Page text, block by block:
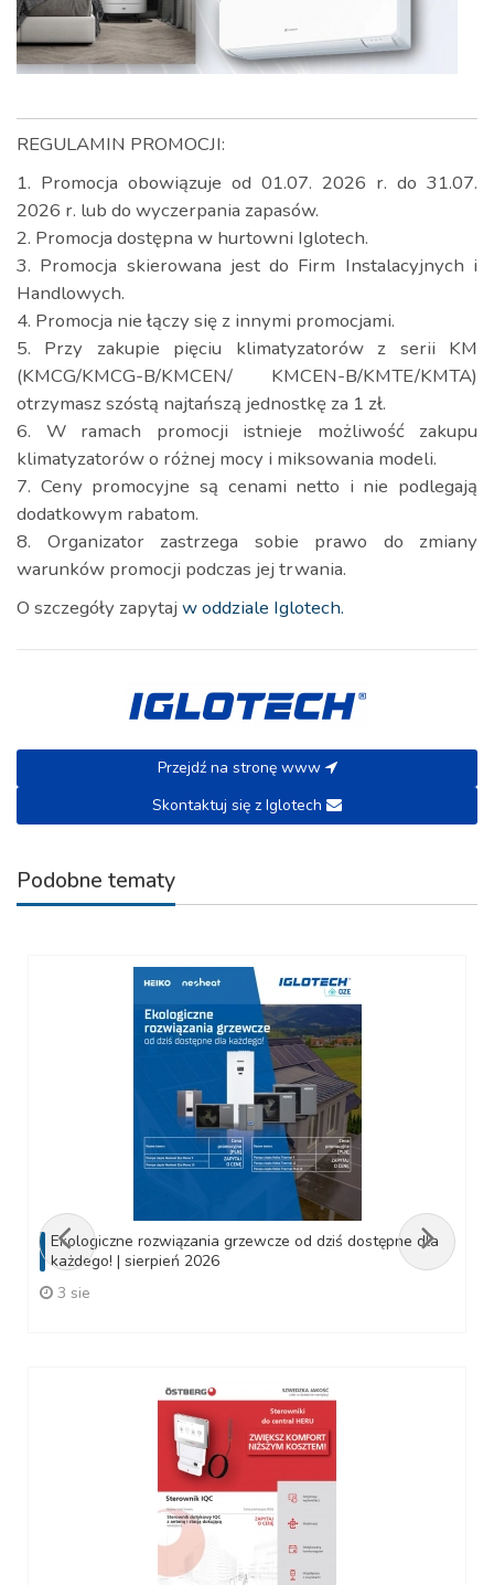
REGULAMIN PROMOCJI:
1. Promocja obowiązuje od 01.07. 2026 r. do 31.07.
2026 r. lub do wyczerpania zapasów.
2. Promocja dostępna w hurtowni Iglotech.
3. Promocja skierowana jest do Firm Instalacyjnych i
Handlowych.
4. Promocja nie łączy się z innymi promocjami.
5. Przy zakupie pięciu klimatyzatorów z serii KM
(KMCG/KMCG-B/KMCEN/ KMCEN-B/KMTE/KMTA)
otrzymasz szóstą najtańszą jednostkę za 1 zł.
6. W ramach promocji istnieje możliwość zakupu
klimatyzatorów o różnej mocy i miksowania modeli.
7. Ceny promocyjne są cenami netto i nie podlegają
dodatkowym rabatom.
8. Organizator zastrzega sobie prawo do zmiany
warunków promocji podczas jej trwania.
O szczegóły zapytaj w oddziale Iglotech.
Przejdź na stronę www
Skontaktuj się z Iglotech
Podobne tematy
Ekologiczne rozwiązania grzewcze od dziś dostępne dla
każdego! | sierpień 2026
3 sie